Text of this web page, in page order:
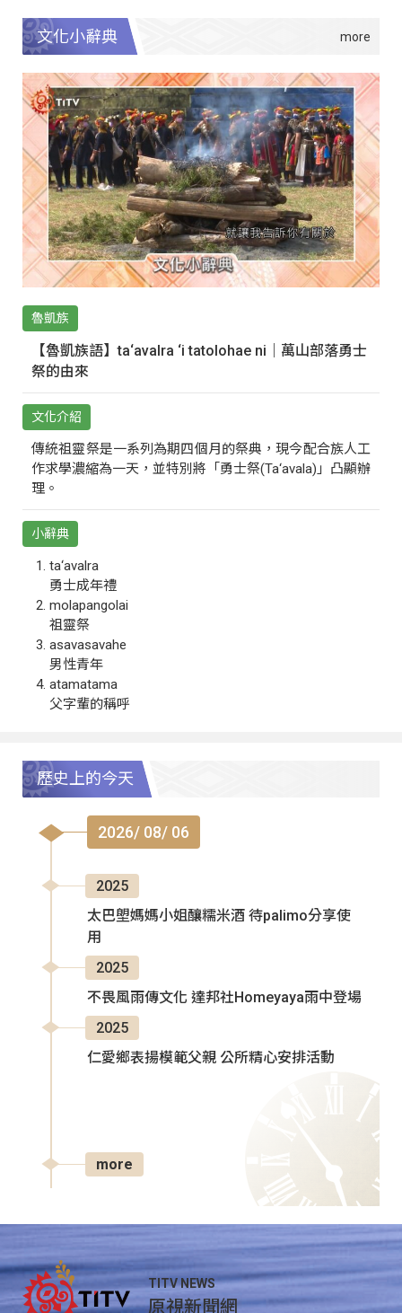
文化小辭典
魯凱族
【魯凱族語】ta‘avalra ‘i tatolohae ni｜萬山部落勇士
祭的由來
文化介紹
傳統祖靈祭是一系列為期四個月的祭典，現今配合族人工
作求學濃縮為一天，並特別將「勇士祭(Ta‘avala)」凸顯辦
理。
小辭典
ta‘avalra
勇士成年禮
molapangolai
祖靈祭
asavasavahe
男性青年
atamatama
父字輩的稱呼
歷史上的今天
2026/ 08/ 06
2025
太巴塱媽媽小姐釀糯米酒 待palimo分享使
用
2025
不畏風雨傳文化 達邦社Homeyaya雨中登場
2025
仁愛鄉表揚模範父親 公所精心安排活動
more
TITV NEWS
原視新聞網